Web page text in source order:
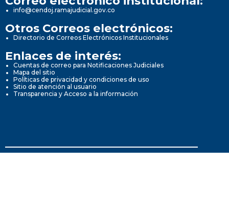
info@cendoj.ramajudicial.gov.co
Otros Correos electrónicos:
Directorio de Correos Electrónicos Institucionales
Enlaces de interés:
Cuentas de correo para Notificaciones Judiciales
Mapa del sitio
Políticas de privacidad y condiciones de uso
Sitio de atención al usuario
Transparencia y Acceso a la información